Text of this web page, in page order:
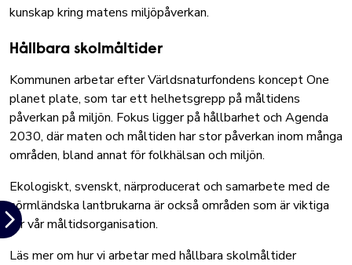
kunskap kring matens miljöpåverkan.
Hållbara skolmåltider
Kommunen arbetar efter Världsnaturfondens konceptOne
planet plate, som tar ett helhetsgrepp på måltidens
påverkan på miljön. Fokus ligger på hållbarhet och Agenda
2030, där maten och måltiden har stor påverkan inom många
områden, bland annat för folkhälsan och miljön.
Ekologiskt, svenskt, närproducerat och samarbete med de
sörmländska lantbrukarna är också områden som är viktiga
för vår måltidsorganisation.
Läs mer om hur vi arbetar med hållbara skolmåltider